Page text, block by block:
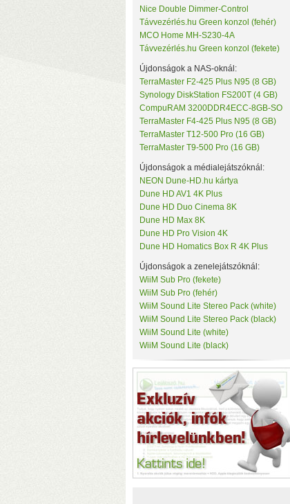
Popp
Qubino
Remotec
Seagate
Sensative
Shelly
Silicon Labs
Silicon Power
Skydigital
SmartWise
Sonnet
Synology
Targus
Távvezérlés.hu
Tenda
TerraMaster
ThirdReality
TKB Home
Twelve South
Ubiquiti
UPS Power
Vision Security
WD
WiiM
Y-Cam
Z-Wave.Me
Zipato
Nice Double Dimmer-Control
Távvezérlés.hu Green konzol (fehér)
MCO Home MH-S230-4A
Távvezérlés.hu Green konzol (fekete)
Újdonságok a NAS-oknál:
TerraMaster F2-425 Plus N95 (8 GB)
Synology DiskStation FS200T (4 GB)
CompuRAM 3200DDR4ECC-8GB-SO
TerraMaster F4-425 Plus N95 (8 GB)
TerraMaster T12-500 Pro (16 GB)
TerraMaster T9-500 Pro (16 GB)
Újdonságok a médialejátszóknál:
NEON Dune-HD.hu kártya
Dune HD AV1 4K Plus
Dune HD Duo Cinema 8K
Dune HD Max 8K
Dune HD Pro Vision 4K
Dune HD Homatics Box R 4K Plus
Újdonságok a zenelejátszóknál:
WiiM Sub Pro (fekete)
WiiM Sub Pro (fehér)
WiiM Sound Lite Stereo Pack (white)
WiiM Sound Lite Stereo Pack (black)
WiiM Sound Lite (white)
WiiM Sound Lite (black)